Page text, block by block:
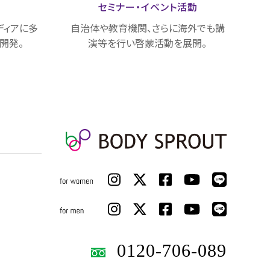
アに多
発。
セミナー・イベント活動
自治体や教育機関、さらに海外でも講
演等を行い啓蒙活動を展開。
0120-706-089